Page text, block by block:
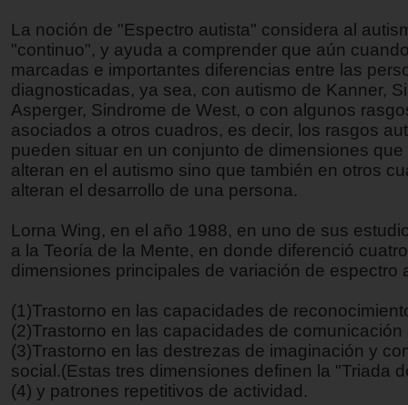
La noción de "Espectro autista" considera al
"continuo", y ayuda a comprender que aún
marcadas e importantes diferencias entre las
diagnosticadas, ya sea, con autismo de Kanner,
Asperger, Sindrome de West, o con algunos
asociados a otros cuadros, es decir, los rasgos
pueden situar en un conjunto de dimensiones
alteran en el autismo sino que también en otros
alteran el desarrollo de una persona.
Lorna Wing, en el año 1988, en uno de sus
a la Teoría de la Mente, en donde diferenció cuatro
dimensiones principales de variación de espectro
(1)Trastorno en las capacidades de
(2)Trastorno en las capacidades de comunicación
(3)Trastorno en las destrezas de imaginación y
social.(Estas tres dimensiones definen la "Triada
(4) y patrones repetitivos de actividad.